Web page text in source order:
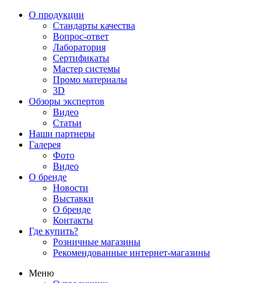
О продукции
Стандарты качества
Вопрос-ответ
Лаборатория
Сертификаты
Мастер системы
Промо материалы
3D
Обзоры экспертов
Видео
Статьи
Наши партнеры
Галерея
Фото
Видео
О бренде
Новости
Выставки
О бренде
Контакты
Где купить?
Розничные магазины
Рекомендованные интернет-магазины
Меню